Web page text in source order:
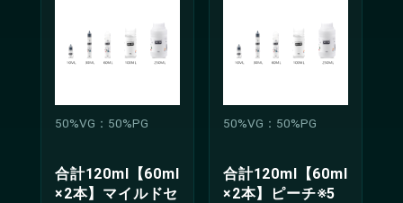
50%VG：50%PG
合計120ml【60ml
×2本】マイルドセ
50%VG：50%PG
合計120ml【60ml
×2本】ピーチ※5